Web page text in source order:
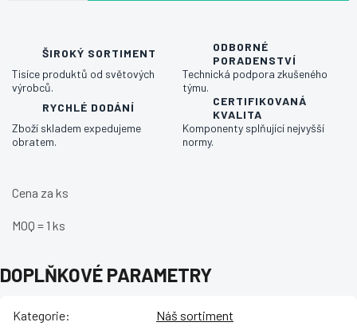
ŠIROKÝ SORTIMENT
Tisíce produktů od světových
výrobců.
ODBORNÉ
PORADENSTVÍ
Technická podpora zkušeného
týmu.
RYCHLÉ DODÁNÍ
Zboží skladem expedujeme
obratem.
CERTIFIKOVANÁ
KVALITA
Komponenty splňující nejvyšší
normy.
Cena za ks
MOQ = 1 ks
DOPLŇKOVÉ PARAMETRY
Kategorie: Náš sortiment